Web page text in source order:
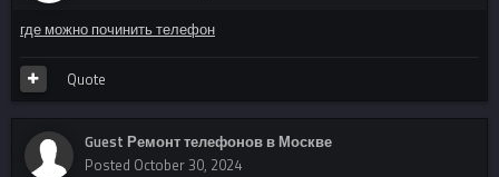
где можно починить телефон
Quote
Guest Ремонт телефонов в Москве
Posted October 30, 2024